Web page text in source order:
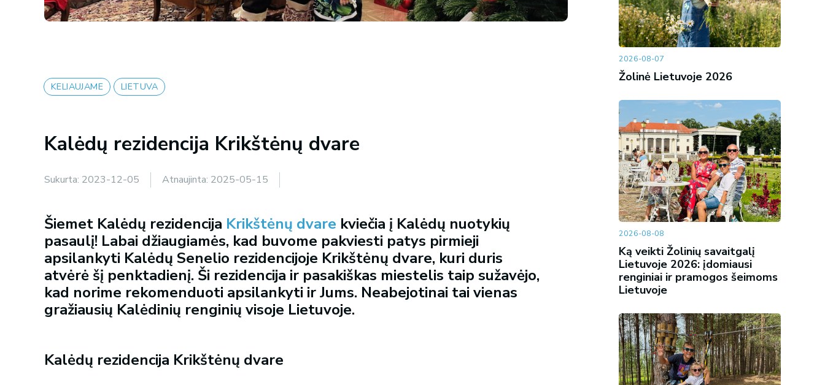
KELIAUJAME LIETUVA
Kalėdų rezidencija Krikštėnų dvare
Sukurta: 2023-12-05 Atnaujinta: 2025-05-15
Šiemet Kalėdų rezidencija Krikštėnų dvare kviečia į Kalėdų nuotykių
pasaulį! Labai džiaugiamės, kad buvome pakviesti patys pirmieji
apsilankyti Kalėdų Senelio rezidencijoje Krikštėnų dvare, kuri duris
atvėrė šį penktadienį. Ši rezidencija ir pasakiškas miestelis taip sužavėjo,
kad norime rekomenduoti apsilankyti ir Jums. Neabejotinai tai vienas
gražiausių Kalėdinių renginių visoje Lietuvoje.
Kalėdų rezidencija Krikštėnų dvare
2026-08-07
Žolinė Lietuvoje 2026
2026-08-08
Ką veikti Žolinių savaitgalį
Lietuvoje 2026: įdomiausi
renginiai ir pramogos šeimoms
Lietuvoje